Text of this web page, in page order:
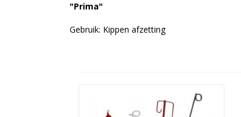
"Prima"
Gebruik: Kippen afzetting